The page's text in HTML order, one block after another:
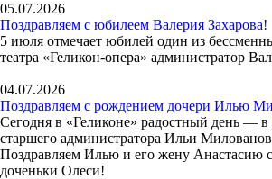
05.07.2026
Поздравляем с юбилеем Валерия Захарова!
5 июля отмечает юбилей один из
театра «Геликон-опера» администратор
04.07.2026
Поздравляем с рождением дочери Илью
Сегодня в «Геликоне» радостный день — в
старшего администратора Ильи
Поздравляем Илью и его жену Анастасию
доченьки Олеси!